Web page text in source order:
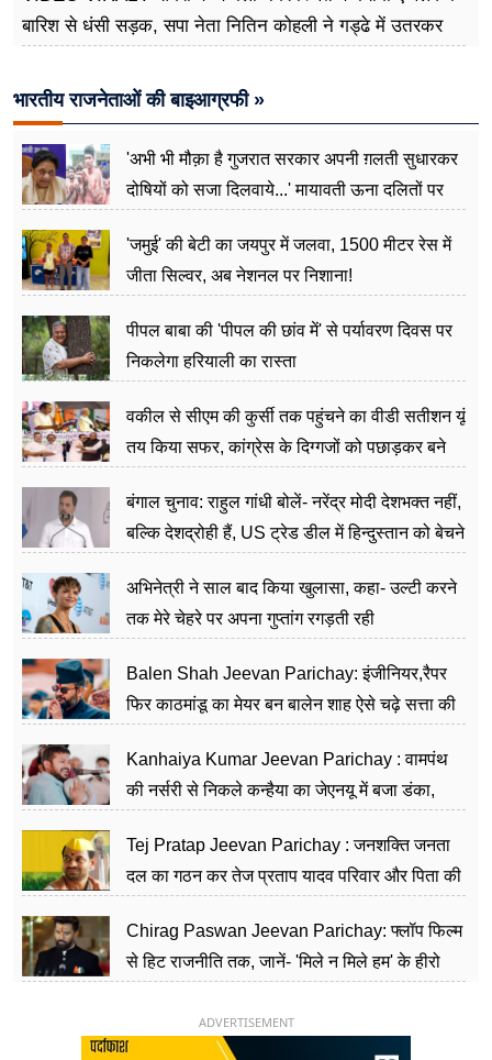
बारिश से धंसी सड़क, सपा नेता नितिन कोहली ने गड्ढे में उतरकर
भारतीय राजनेताओं की बाइआग्रफी »
'अभी भी मौक़ा है गुजरात सरकार अपनी ग़लती सुधारकर
दोषियों को सजा दिलवाये...' मायावती ऊना दलितों पर
'जमुई' की बेटी का जयपुर में जलवा, 1500 मीटर रेस में
जीता सिल्वर, अब नेशनल पर निशाना!
पीपल बाबा की 'पीपल की छांव में' से पर्यावरण दिवस पर
निकलेगा हरियाली का रास्ता
वकील से सीएम की कुर्सी तक पहुंचने का वीडी सतीशन यूं
तय किया सफर, कांग्रेस के दिग्गजों को पछाड़कर बने
बंगाल चुनाव: राहुल गांधी बोलें- नरेंद्र मोदी देशभक्त नहीं,
बल्कि देशद्रोही हैं, US ट्रेड डील में हिन्दुस्तान को बेचने
अभिनेत्री ने साल बाद किया खुलासा, कहा- उल्टी करने
तक मेरे चेहरे पर अपना गुप्तांग रगड़ती रही
Balen Shah Jeevan Parichay: इंजीनियर,रैपर
फिर काठमांडू का मेयर बन बालेन शाह ऐसे चढ़े सत्ता की
Kanhaiya Kumar Jeevan Parichay : वामपंथ
की नर्सरी से निकले कन्हैया का जेएनयू में बजा डंका,
Tej Pratap Jeevan Parichay : जनशक्ति जनता
दल का गठन कर तेज प्रताप यादव परिवार और पिता की
Chirag Paswan Jeevan Parichay: फ्लॉप फिल्म
से हिट राजनीति तक, जानें- 'मिले न मिले हम' के हीरो
ADVERTISEMENT